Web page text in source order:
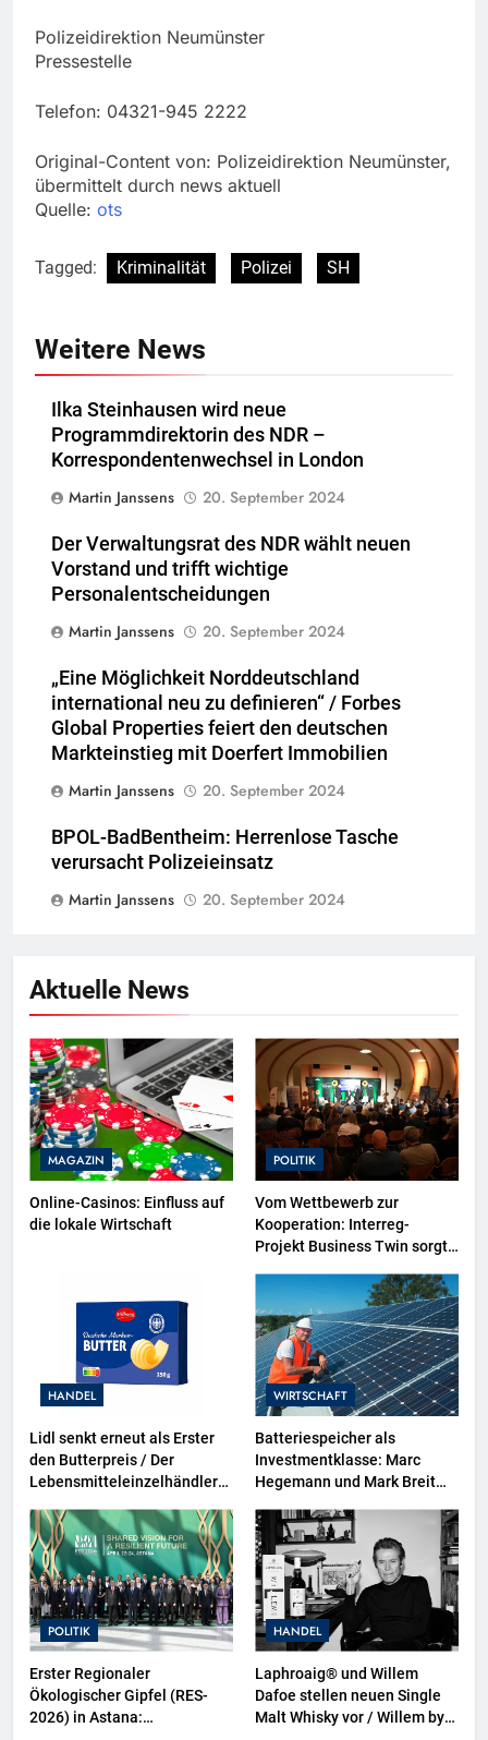
Polizeidirektion Neumünster
Pressestelle
Telefon: 04321-945 2222
Original-Content von: Polizeidirektion Neumünster,
übermittelt durch news aktuell
Quelle: ots
Tagged: Kriminalität Polizei SH
Weitere News
Ilka Steinhausen wird neue
Programmdirektorin des NDR –
Korrespondentenwechsel in London
Martin Janssens
20. September 2024
Der Verwaltungsrat des NDR wählt neuen
Vorstand und trifft wichtige
Personalentscheidungen
Martin Janssens
20. September 2024
„Eine Möglichkeit Norddeutschland
international neu zu definieren“ / Forbes
Global Properties feiert den deutschen
Markteinstieg mit Doerfert Immobilien
Martin Janssens
20. September 2024
BPOL-BadBentheim: Herrenlose Tasche
verursacht Polizeieinsatz
Martin Janssens
20. September 2024
Aktuelle News
MAGAZIN
Online-Casinos: Einfluss auf
die lokale Wirtschaft
POLITIK
Vom Wettbewerb zur
Kooperation: Interreg-
Projekt Business Twin sorgt
Zusammenarbeit
HANDEL
Lidl senkt erneut als Erster
den Butterpreis / Der
Lebensmitteleinzelhändler
konsequent an die Kunden
weiter
WIRTSCHAFT
Batteriespeicher als
Investmentklasse: Marc
Hegemann und Mark Breit
warum smarte Anleger jetzt
auf Standalone-Speicher
setzen
POLITIK
Erster Regionaler
Ökologischer Gipfel (RES-
2026) in Astana:
HANDEL
Laphroaig® und Willem
Dafoe stellen neuen Single
Malt Whisky vor / Willem by